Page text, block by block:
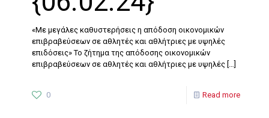
«Με μεγάλες καθυστερήσεις η απόδοση οικονομικών
επιβραβεύσεων σε αθλητές και αθλήτριες με υψηλές
επιδόσεις» Το ζήτημα της απόδοσης οικονομικών
επιβραβεύσεων σε αθλητές και αθλήτριες με υψηλές […]
0 Read more